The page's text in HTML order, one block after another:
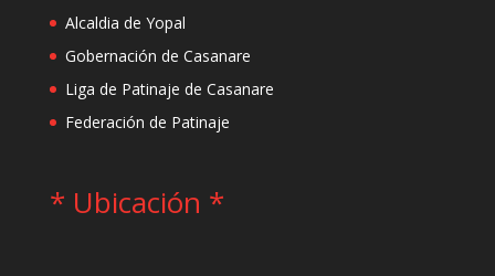
Alcaldia de Yopal
Gobernación de Casanare
Liga de Patinaje de Casanare
Federación de Patinaje
* Ubicación *